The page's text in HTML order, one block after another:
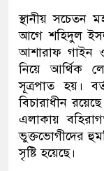
স্থানীয় সচেতন
আগে শহিদুল
আশারাফ গাইন
নিয়ে আর্থিক
সূত্রপাত হয়।
বিচারাধীন
এলাকায়
ভুক্তভোগীদের
সৃষ্টি হয়েছে।